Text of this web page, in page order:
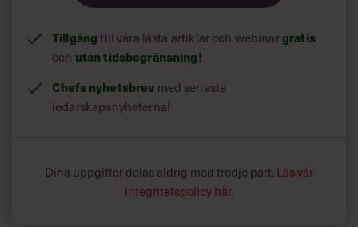
Tillgång till våra låsta artiklar och webinargratis
och utan tidsbegränsning!
Chefs nyhetsbrev med senaste
ledarskapsnyheterna!
Dina uppgifter delas aldrig med tredje part. Läs vår
integritetspolicy här.